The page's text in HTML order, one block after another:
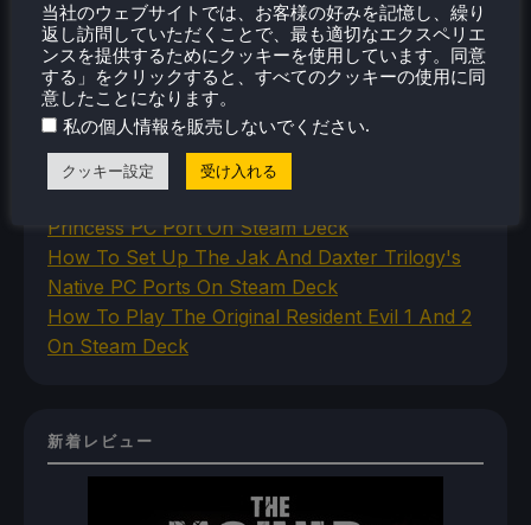
最近のヒント＆GUIDES
How To Play Stardew Valley In 3D On Steam
Deck
How To Set Up The Steam Controller On The
Steam Deck
Princess PC Port On Steam Deck
How To Set Up The Jak And Daxter Trilogy's
Native PC Ports On Steam Deck
How To Play The Original Resident Evil 1 And 2
On Steam Deck
新着レビュー
当社のウェブサイトでは、お客様の好みを記憶し、繰り
返し訪問していただくことで、最も適切なエクスペリエ
ンスを提供するためにクッキーを使用しています。同意
する」をクリックすると、すべてのクッキーの使用に同
意したことになります。
私の個人情報を販売しないでください.
クッキー設定 受け入れる